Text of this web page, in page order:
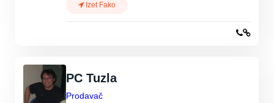
Izet Fako
PC Tuzla
Prodavač